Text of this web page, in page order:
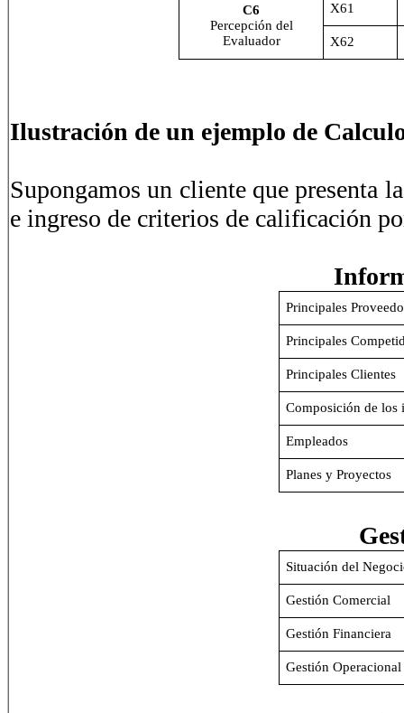
C6
Percepción del
Evaluador
X61
X62
Ilustración de un ejemplo de
Supongamos un cliente que presenta
e ingreso de criterios de calificación
Principales
Principales
Principales Clientes
Composición de los
Empleados
Planes y Proyectos
Situación del
Gestión Comercial
Gestión Financiera
Gestión Operacional